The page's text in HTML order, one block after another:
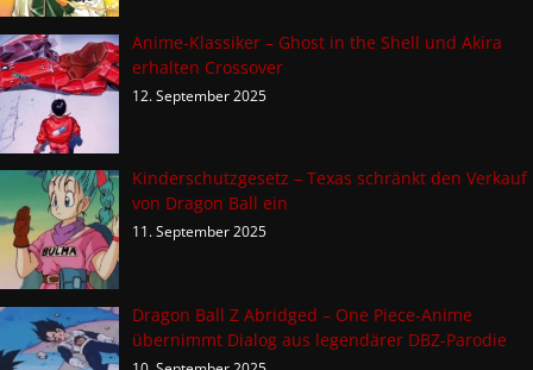
Anime-Klassiker – Ghost in the Shell und Akira
erhalten Crossover
12. September 2025
Kinderschutzgesetz – Texas schränkt den Verkauf
von Dragon Ball ein
11. September 2025
Dragon Ball Z Abridged – One Piece-Anime
übernimmt Dialog aus legendärer DBZ-Parodie